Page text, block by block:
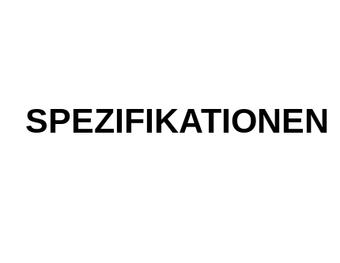
SPEZIFIKATIONEN